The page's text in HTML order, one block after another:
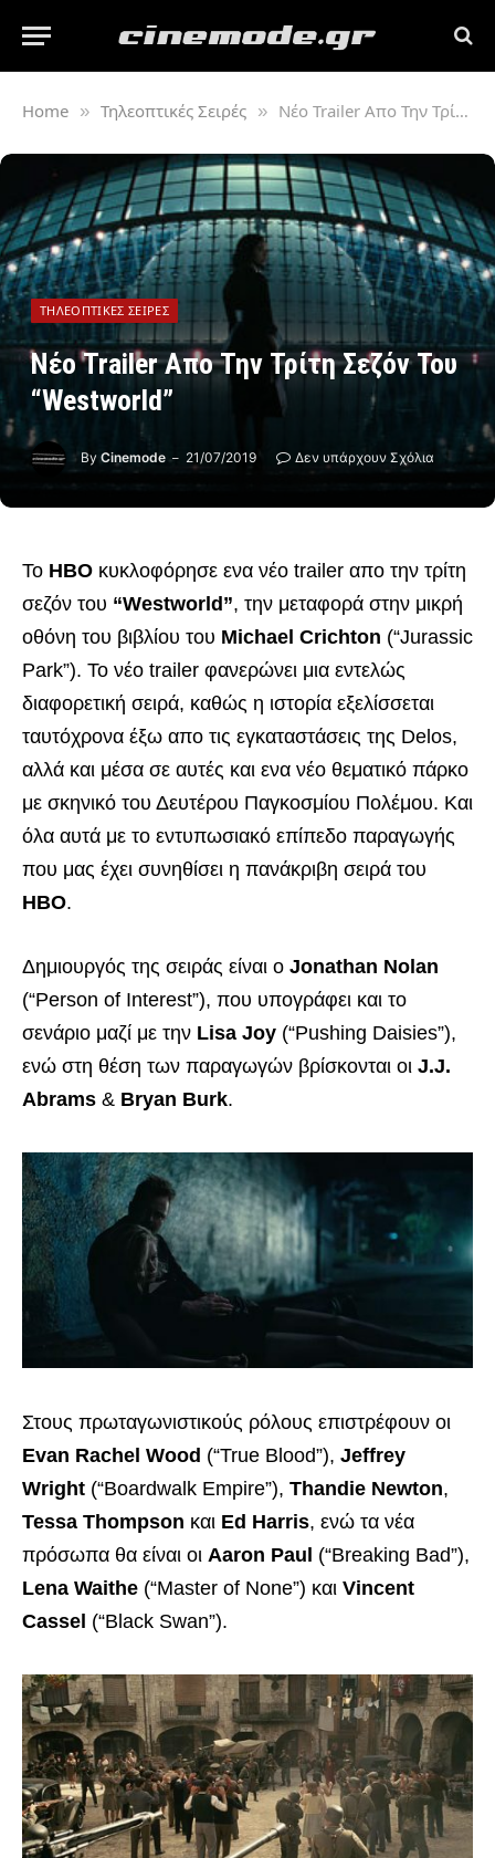
Home » Τηλεοπτικές Σειρές » Νέο Trailer Απο Την Τρίτη Σεζόν Του “Westworld”
ΤΗΛΕΟΠΤΙΚΈΣ ΣΕΙΡΈΣ
Νέο Trailer Απο Την Τρίτη Σεζόν Του
“Westworld”
By Cinemode 21/07/2019 Δεν υπάρχουν Σχόλια
Το HBO κυκλοφόρησε ενα νέο trailer απο την τρίτη
σεζόν του “Westworld”, την μεταφορά στην μικρή
οθόνη του βιβλίου του Michael Crichton (“Jurassic
Park”). Το νέο trailer φανερώνει μια εντελώς
διαφορετική σειρά, καθώς η ιστορία εξελίσσεται
ταυτόχρονα έξω απο τις εγκαταστάσεις της Delos,
αλλά και μέσα σε αυτές και ενα νέο θεματικό πάρκο
με σκηνικό του Δευτέρου Παγκοσμίου Πολέμου. Και
όλα αυτά με το εντυπωσιακό επίπεδο παραγωγής
που μας έχει συνηθίσει η πανάκριβη σειρά του
HBO.
Δημιουργός της σειράς είναι ο Jonathan Nolan
(“Person of Interest”), που υπογράφει και το
σενάριο μαζί με την Lisa Joy (“Pushing Daisies”),
ενώ στη θέση των παραγωγών βρίσκονται οι J.J.
Abrams & Bryan Burk.
Στους πρωταγωνιστικούς ρόλους επιστρέφουν οι
Evan Rachel Wood (“True Blood”), Jeffrey
Wright (“Boardwalk Empire”), Thandie Newton,
Tessa Thompson και Ed Harris, ενώ τα νέα
πρόσωπα θα είναι οι Aaron Paul (“Breaking Bad”),
Lena Waithe (“Master of None”) και Vincent
Cassel (“Black Swan”).